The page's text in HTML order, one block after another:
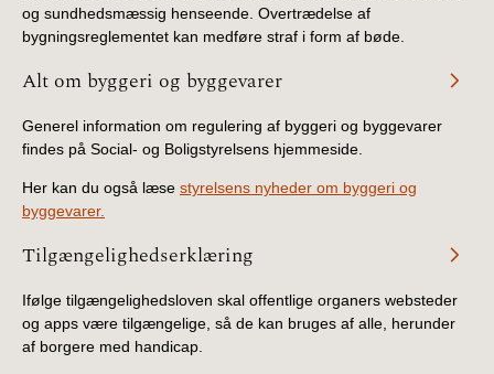
og sundhedsmæssig henseende. Overtrædelse af
bygningsreglementet kan medføre straf i form af bøde.
Alt om byggeri og byggevarer
Generel information om regulering af byggeri og byggevarer
findes på Social- og Boligstyrelsens hjemmeside.
Her kan du også læse styrelsens nyheder om byggeri og
byggevarer.
Tilgængelighedserklæring
Ifølge tilgængelighedsloven skal offentlige organers websteder
og apps være tilgængelige, så de kan bruges af alle, herunder
af borgere med handicap.